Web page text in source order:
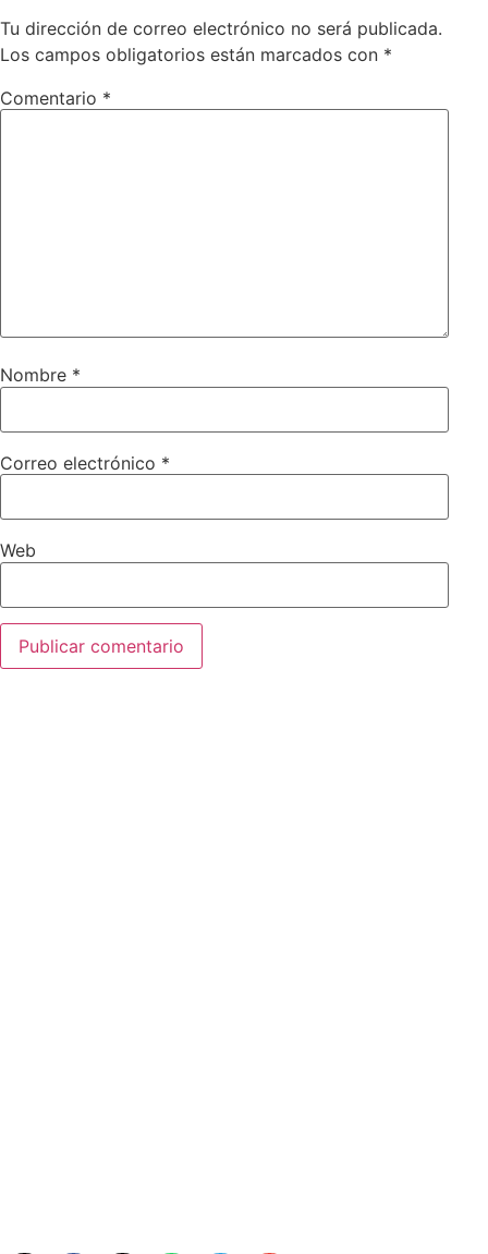
Tu dirección de correo electrónico no será publicada.
Los campos obligatorios están marcados con *
Comentario *
Nombre *
Correo electrónico *
Web